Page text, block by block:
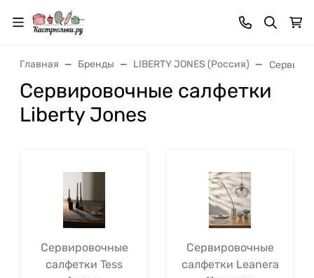
Главная Бренды LIBERTY JONES (Россия)
Сервировочные салфетки
Liberty Jones
Сервировочные
салфетки Tess
Сервировочные
салфетки Leanera